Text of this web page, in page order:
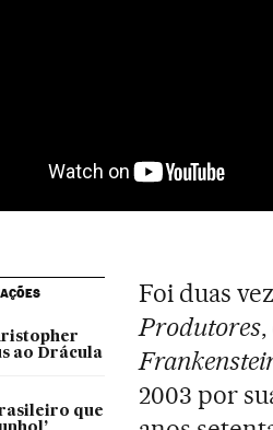
ao Drácula
que
Foi duas
Produtores
2003 por